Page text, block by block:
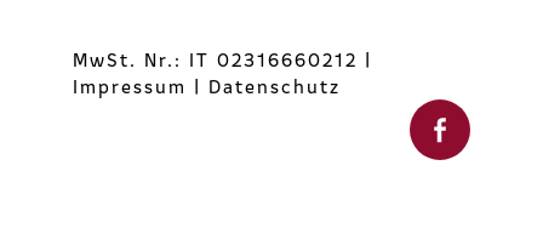
MwSt. Nr.: IT 02316660212 |
Impressum | Datenschutz